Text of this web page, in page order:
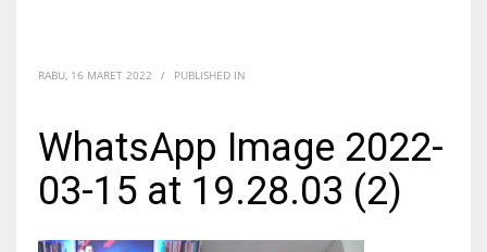
RABU, 16 MARET 2022 / PUBLISHED IN
WhatsApp Image 2022-
03-15 at 19.28.03 (2)